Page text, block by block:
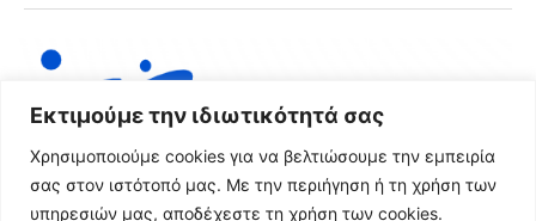
Εκτιμούμε την ιδιωτικότητά σας
Χρησιμοποιούμε cookies για να βελτιώσουμε την εμπειρία
σας στον ιστότοπό μας. Με την περιήγηση ή τη χρήση των
υπηρεσιών μας, αποδέχεστε τη χρήση των cookies.
Όροι Χρήσης & Πολιτική Απορρήτου